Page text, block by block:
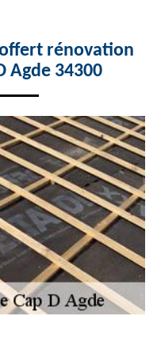
rénovation
Agde 34300